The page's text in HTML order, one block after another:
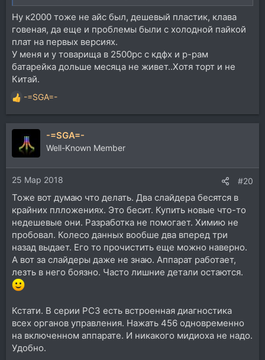
Ну к2000 тоже не айс был, дешевый пластик, клава
говеная, да еще и проблемы были с холодной пайкой
плат на первых версиях.
У меня и у товарища в 2500рс с кдфх и р-рам
батарейка дольше месяца не живет..Хотя торт и не
Китай.
Р
е
а
и
и
:
-=SGA=-
-=SGA=-
Well-Known Member
25 Мар 2018 #20
Тоже вот думаю что делать. Два слайдера бесятся в
крайних плложениях. Это бесит. Купить новые что-то
недешевые они. Разработка не помогает. Химию не
пробовал. Колесо данных вообше два вперед три
назад выдает. Его то прочистить еще можно наверно.
А вот за слайдеры даже не знаю. Аппарат работает,
лезть в него боязно. Часто лишние детали остаются.
Кстати. В серии PC3 есть встроенная диагностика
всех органов управления. Нажать 456 одновременно
на включенном аппарате. И никакого мидиоха не надо.
Удобно.